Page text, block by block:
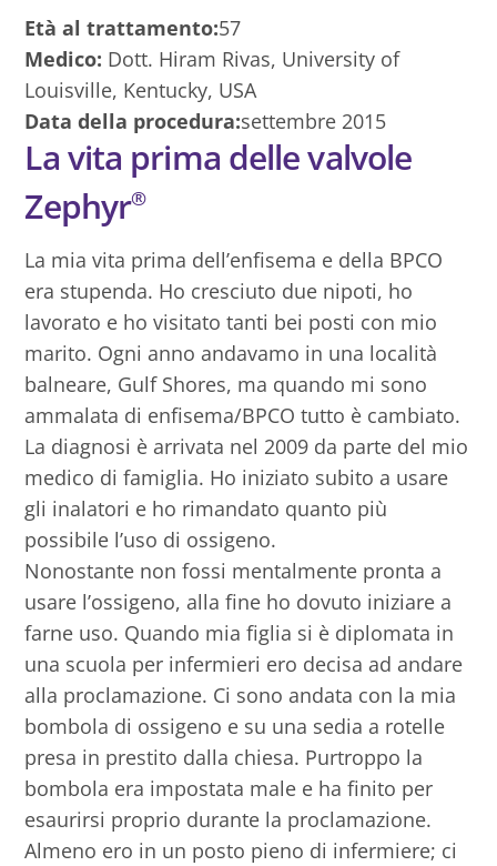
Età al trattamento:57
Medico: Dott. Hiram Rivas, University of
Louisville, Kentucky, USA
Data della procedura:settembre 2015
La vita prima delle valvole
Zephyr®
La mia vita prima dell’enfisema e della BPCO
era stupenda. Ho cresciuto due nipoti, ho
lavorato e ho visitato tanti bei posti con mio
marito. Ogni anno andavamo in una località
balneare, Gulf Shores, ma quando mi sono
ammalata di enfisema/BPCO tutto è cambiato.
La diagnosi è arrivata nel 2009 da parte del mio
medico di famiglia. Ho iniziato subito a usare
gli inalatori e ho rimandato quanto più
possibile l’uso di ossigeno.
Nonostante non fossi mentalmente pronta a
usare l’ossigeno, alla fine ho dovuto iniziare a
farne uso. Quando mia figlia si è diplomata in
una scuola per infermieri ero decisa ad andare
alla proclamazione. Ci sono andata con la mia
bombola di ossigeno e su una sedia a rotelle
presa in prestito dalla chiesa. Purtroppo la
bombola era impostata male e ha finito per
esaurirsi proprio durante la proclamazione.
Almeno ero in un posto pieno di infermiere; ci